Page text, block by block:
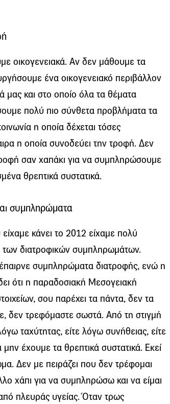
οικογενειακά. Αν δεν μάθουμε τα
ένα οικογενειακό περιβάλλον
μας και στο οποίο όλα τα θέματα
πολύ πιο σύνθετα προβλήματα τα
η οποία δέχεται τόσες
η οποία συνοδεύει την τροφή. Δεν
σαν χαπάκι για να συμπληρώσουμε
θρεπτικά συστατικά.
συμπληρώματα
κάνει το 2012 είχαμε πολύ
των διατροφικών συμπληρωμάτων.
συμπληρώματα διατροφής, ενώ η
ότι η παραδοσιακή Μεσογειακή
σου παρέχει τα πάντα, δεν τα
δεν τρεφόμαστε σωστά. Από τη στιγμή
ταχύτητας, είτε λόγω συνήθειας, είτε
έχουμε τα θρεπτικά συστατικά. Εκεί
Δεν με πειράζει που δεν τρέφομαι
χάπι για να συμπληρώσω και να είμαι
πλευράς υγείας. Όταν τρως